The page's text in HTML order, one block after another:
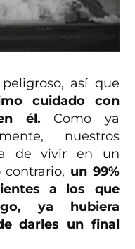
así que
cuidado con
él. Como ya
nuestros
de vivir en un
un 99%
a los que
ya hubiera
darles un final